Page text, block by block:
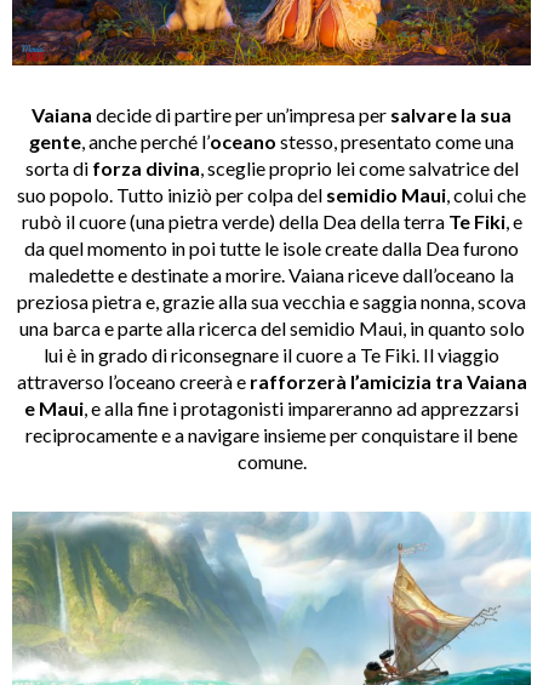
Vaiana decide di partire per un’impresa per salvare la sua
gente, anche perché l’oceano stesso, presentato come una
sorta diforza divina, sceglie proprio lei come salvatrice del
suo popolo. Tutto iniziò per colpa del semidio Maui, colui che
rubò il cuore (una pietra verde) della Dea della terra Te Fiki, e
da quel momento in poi tutte le isole create dalla Dea furono
maledette e destinate a morire. Vaiana riceve dall’oceano la
preziosa pietra e, grazie alla sua vecchia e saggia nonna, scova
una barca e parte alla ricerca del semidio Maui, in quanto solo
lui è in grado di riconsegnare il cuore a Te Fiki. Il viaggio
attraverso l’oceano creerà e rafforzerà l’amicizia tra Vaiana
e Maui, e alla fine i protagonisti impareranno ad apprezzarsi
reciprocamente e a navigare insieme per conquistare il bene
comune.